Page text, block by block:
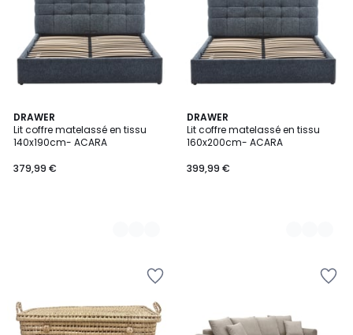
DRAWER
Lit coffre matelassé en tissu
140x190cm- ACARA
379,99 €
2
Couleurs
DRAWER
Lit coffre matelassé en tissu
160x200cm- ACARA
399,99 €
2
Couleurs